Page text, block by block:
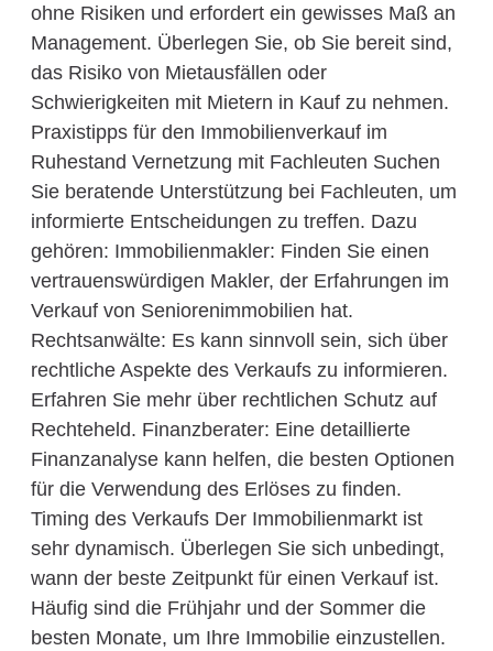
ohne Risiken und erfordert ein gewisses Maß an
Management. Überlegen Sie, ob Sie bereit sind,
das Risiko von Mietausfällen oder
Schwierigkeiten mit Mietern in Kauf zu nehmen.
Praxistipps für den Immobilienverkauf im
Ruhestand Vernetzung mit Fachleuten Suchen
Sie beratende Unterstützung bei Fachleuten, um
informierte Entscheidungen zu treffen. Dazu
gehören: Immobilienmakler: Finden Sie einen
vertrauenswürdigen Makler, der Erfahrungen im
Verkauf von Seniorenimmobilien hat.
Rechtsanwälte: Es kann sinnvoll sein, sich über
rechtliche Aspekte des Verkaufs zu informieren.
Erfahren Sie mehr über rechtlichen Schutz auf
Rechteheld. Finanzberater: Eine detaillierte
Finanzanalyse kann helfen, die besten Optionen
für die Verwendung des Erlöses zu finden.
Timing des Verkaufs Der Immobilienmarkt ist
sehr dynamisch. Überlegen Sie sich unbedingt,
wann der beste Zeitpunkt für einen Verkauf ist.
Häufig sind die Frühjahr und der Sommer die
besten Monate, um Ihre Immobilie einzustellen.